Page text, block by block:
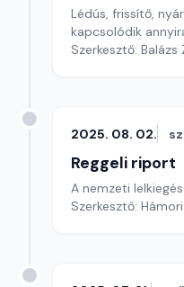
Lédús, frissítő,
kapcsolódik
Szerkesztő: Balázs
2025. 08. 02.
Reggeli riport
A nemzeti
Szerkesztő: